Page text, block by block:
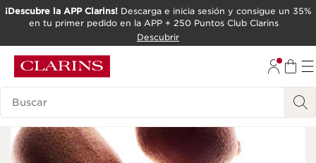
IR AL CONTENIDO
¡Descubre la APP Clarins!Descarga e inicia sesión y consigue un 35%
en tu primer pedido en la APP + 250 Puntos Club Clarins
Descubrir
Leyenda